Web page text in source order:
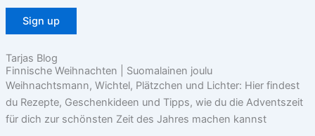
Tarjas Blog
Finnische Weihnachten | Suomalainen joulu
Weihnachtsmann, Wichtel, Plätzchen und Lichter: Hier findest
du Rezepte, Geschenkideen und Tipps, wie du die Adventszeit
für dich zur schönsten Zeit des Jahres machen kannst